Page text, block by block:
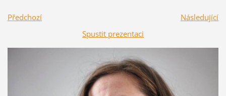
Předchozí
Následující
Spustit prezentaci